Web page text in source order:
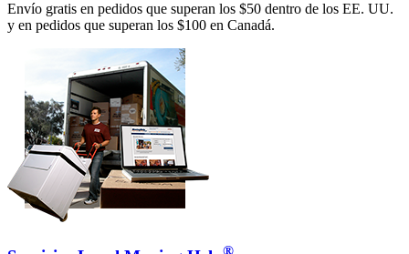
Envío gratis en pedidos que superan los $50 dentro de los EE. UU.
y en pedidos que superan los $100 en Canadá.